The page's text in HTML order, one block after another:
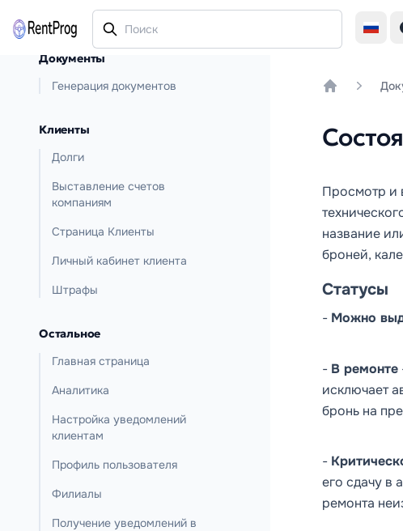
Документы
Генерация документов
Клиенты
Долги
Выставление счетов
компаниям
Страница Клиенты
Личный кабинет клиента
Штрафы
Остальное
Главная страница
Аналитика
Настройка уведомлений
клиентам
Профиль пользователя
Филиалы
Получение уведомлений в
Просмотр и
название
броней,
Статусы
- Можно
- В ремонте
исключает
бронь на
-
его сдачу в
ремонта